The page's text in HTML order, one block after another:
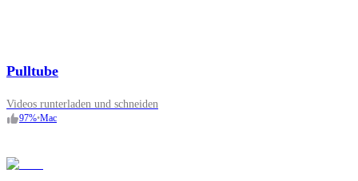
Pulltube
Videos runterladen und schneiden
97%•Mac